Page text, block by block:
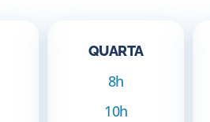
QUARTA
8h
10h